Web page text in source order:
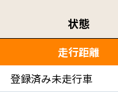
状態
走行距離
登録済み未走行車